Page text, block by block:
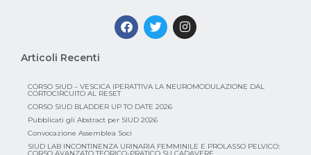
Articoli Recenti
CORSO SIUD – VESCICA IPERATTIVA LA NEUROMODULAZIONE DAL
CORTOCIRCUITO AL RESET
CORSO SIUD BLADDER UP TO DATE 2026
Pubblicati gli Abstract per SIUD 2026
Convocazione Assemblea Soci
SIUD LAB INCONTINENZA URINARIA FEMMINILE E PROLASSO PELVICO:
CORSO AVANZATO TEORICO-PRATICO SU CADAVERE